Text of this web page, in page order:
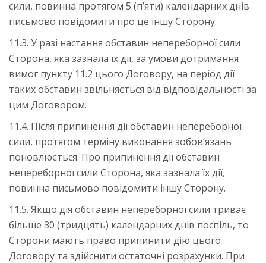
сили, повинна протягом 5 (п’яти) календарних днів
письмово повідомити про це іншу Сторону.
11.3. У разі настання обставин непереборної сили
Сторона, яка зазнала їх дії, за умови дотримання
вимог пункту 11.2 цього Договору, на період дії
таких обставин звільняється від відповідальності за
цим Договором.
11.4. Після припинення дії обставин непереборної
сили, протягом терміну виконання зобов’язань
поновлюється. Про припинення дії обставин
непереборної сили Сторона, яка зазнала їх дії,
повинна письмово повідомити іншу Сторону.
11.5. Якщо дія обставин непереборної сили триває
більше 30 (тридцять) календарних днів поспіль, то
Сторони мають право припинити дію цього
Договору та здійснити остаточні розрахунки. При